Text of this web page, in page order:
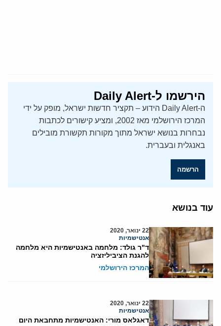
הירשמו ל-Daily Alert
ה-Daily Alert הידוע – תקציר חדשות ישראל, מופק על ידי
המרכז הירושלמי מאז 2002, ומציע קישורים לכתבות
נבחרות בנושא ישראל מתוך מקורות תקשורת מובילים
באנגלית ובעברית.
הרשמה
עוד בנושא
22 ינואר, 2020
אנטישמיות
ד"ר גולד: מלחמה באנטישמיות היא מלחמה
להגנת הציביליזציה
המרכז הירושלמי
22 ינואר, 2020
אנטישמיות
דאגלאס מורי: האנטישמיות מתחבאת היום